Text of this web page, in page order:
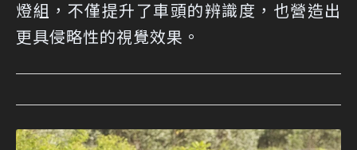
燈組，不僅提升了車頭的辨識度，也營造出
更具侵略性的視覺效果。